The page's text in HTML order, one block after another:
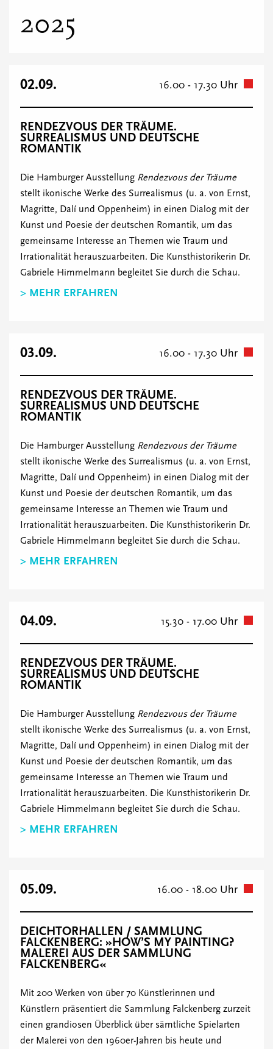
2025
02.09. 16.00 - 17.30 Uhr
RENDEZVOUS DER TRÄUME.
SURREALISMUS UND DEUTSCHE
ROMANTIK
Die Hamburger Ausstellung Rendezvous der Träume
stellt ikonische Werke des Surrealismus (u. a. von Ernst,
Magritte, Dalí und Oppenheim) in einen Dialog mit der
Kunst und Poesie der deutschen Romantik, um das
gemeinsame Interesse an Themen wie Traum und
Irrationalität herauszuarbeiten. Die Kunsthistorikerin Dr.
Gabriele Himmelmann begleitet Sie durch die Schau.
> MEHR ERFAHREN
03.09. 16.00 - 17.30 Uhr
RENDEZVOUS DER TRÄUME.
SURREALISMUS UND DEUTSCHE
ROMANTIK
Die Hamburger Ausstellung Rendezvous der Träume
stellt ikonische Werke des Surrealismus (u. a. von Ernst,
Magritte, Dalí und Oppenheim) in einen Dialog mit der
Kunst und Poesie der deutschen Romantik, um das
gemeinsame Interesse an Themen wie Traum und
Irrationalität herauszuarbeiten. Die Kunsthistorikerin Dr.
Gabriele Himmelmann begleitet Sie durch die Schau.
> MEHR ERFAHREN
04.09. 15.30 - 17.00 Uhr
RENDEZVOUS DER TRÄUME.
SURREALISMUS UND DEUTSCHE
ROMANTIK
Die Hamburger Ausstellung Rendezvous der Träume
stellt ikonische Werke des Surrealismus (u. a. von Ernst,
Magritte, Dalí und Oppenheim) in einen Dialog mit der
Kunst und Poesie der deutschen Romantik, um das
gemeinsame Interesse an Themen wie Traum und
Irrationalität herauszuarbeiten. Die Kunsthistorikerin Dr.
Gabriele Himmelmann begleitet Sie durch die Schau.
> MEHR ERFAHREN
05.09. 16.00 - 18.00 Uhr
DEICHTORHALLEN / SAMMLUNG
FALCKENBERG: »HOW’S MY PAINTING?
MALEREI AUS DER SAMMLUNG
FALCKENBERG«
Mit 200 Werken von über 70 Künstlerinnen und
Künstlern präsentiert die Sammlung Falckenberg zurzeit
einen grandiosen Überblick über sämtliche Spielarten
der Malerei von den 1960er-Jahren bis heute und